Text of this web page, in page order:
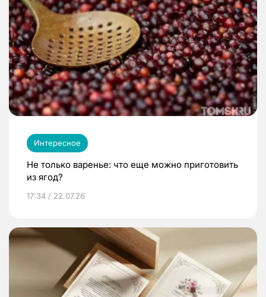
Интересное
Не только варенье: что еще можно приготовить
из ягод?
17:34 / 22.07.26